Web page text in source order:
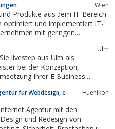
Wien
Produkte aus dem IT-Bereich
optimiert und implementiert IT-
mit geringen
Ulm
livestep aus Ulm als
bei der Konzeption,
Ihrer E-Business
für Webdesign, e-
Huenikon
Agentur mit den